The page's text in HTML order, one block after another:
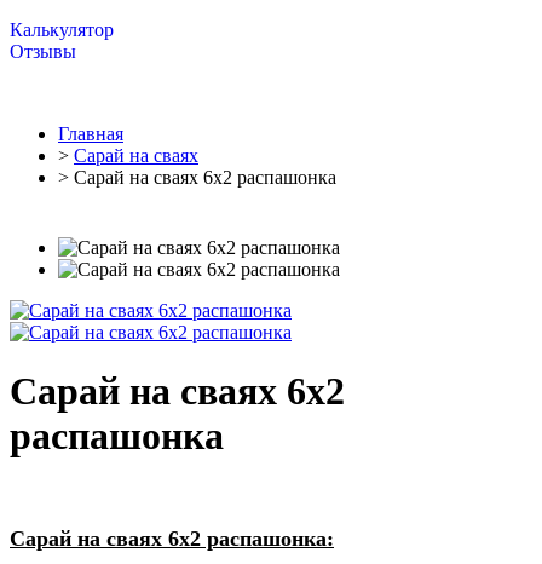
Калькулятор
Отзывы
Главная
> Cарай на сваях
> Сарай на сваях 6х2 распашонка
Сарай на сваях 6х2
распашонка
Сарай на сваях 6х2 распашонка: